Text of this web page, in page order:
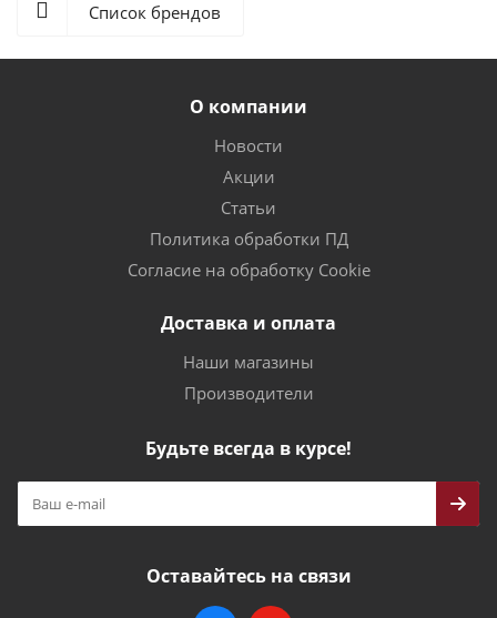
Список брендов
О компании
Новости
Акции
Статьи
Политика обработки ПД
Согласие на обработку Cookie
Доставка и оплата
Наши магазины
Производители
Будьте всегда в курсе!
Оставайтесь на связи